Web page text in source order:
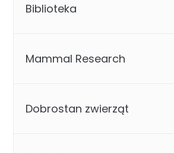
Biblioteka
Mammal Research
Dobrostan zwierząt